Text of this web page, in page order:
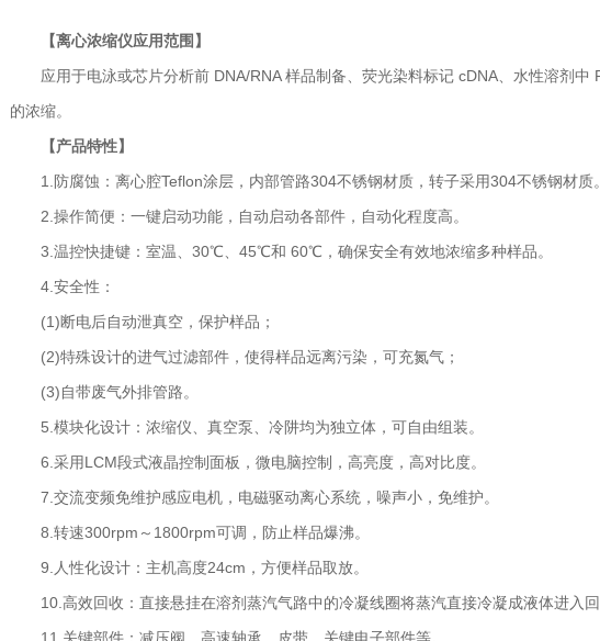
【离心浓缩仪应用范围】
应用于电泳或芯片分析前 DNA/RNA 样品制备、荧光染料标记 cDNA、水性溶剂中
的浓缩。
【产品特性】
1.防腐蚀：离心腔Teflon涂层，内部管路304不锈钢材质，转子采用304不锈钢材质。
2.操作简便：一键启动功能，自动启动各部件，自动化程度高。
3.温控快捷键：室温、30℃、45℃和 60℃，确保安全有效地浓缩多种样品。
4.安全性：
(1)断电后自动泄真空，保护样品；
(2)特殊设计的进气过滤部件，使得样品远离污染，可充氮气；
(3)自带废气外排管路。
5.模块化设计：浓缩仪、真空泵、冷阱均为独立体，可自由组装。
6.采用LCM段式液晶控制面板，微电脑控制，高亮度，高对比度。
7.交流变频免维护感应电机，电磁驱动离心系统，噪声小，免维护。
8.转速300rpm～1800rpm可调，防止样品爆沸。
9.人性化设计：主机高度24cm，方便样品取放。
10.高效回收：直接悬挂在溶剂蒸汽气路中的冷凝线圈将蒸汽直接冷凝成液体进入回